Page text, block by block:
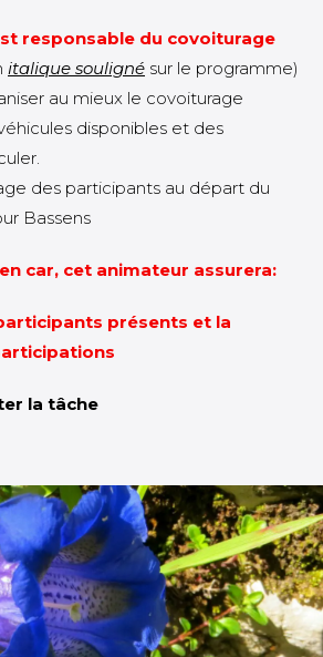
responsable du covoiturage
italique souligné sur le programme)
au mieux le covoiturage
disponibles et des
des participants au départ du
Bassens
car, cet animateur assurera:
présents et la
la tâche